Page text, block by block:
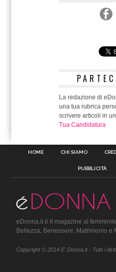
La redazione di
una tua rubrica
scrivere articoli in
Tua Candidatura
HOME CHI SIAMO
PUBBLICITÀ
eDonna.it è il magazine al
Bellezza, Benessere, Matrimonio e
Copyright © 2014 E' Donna.it - Tutti i